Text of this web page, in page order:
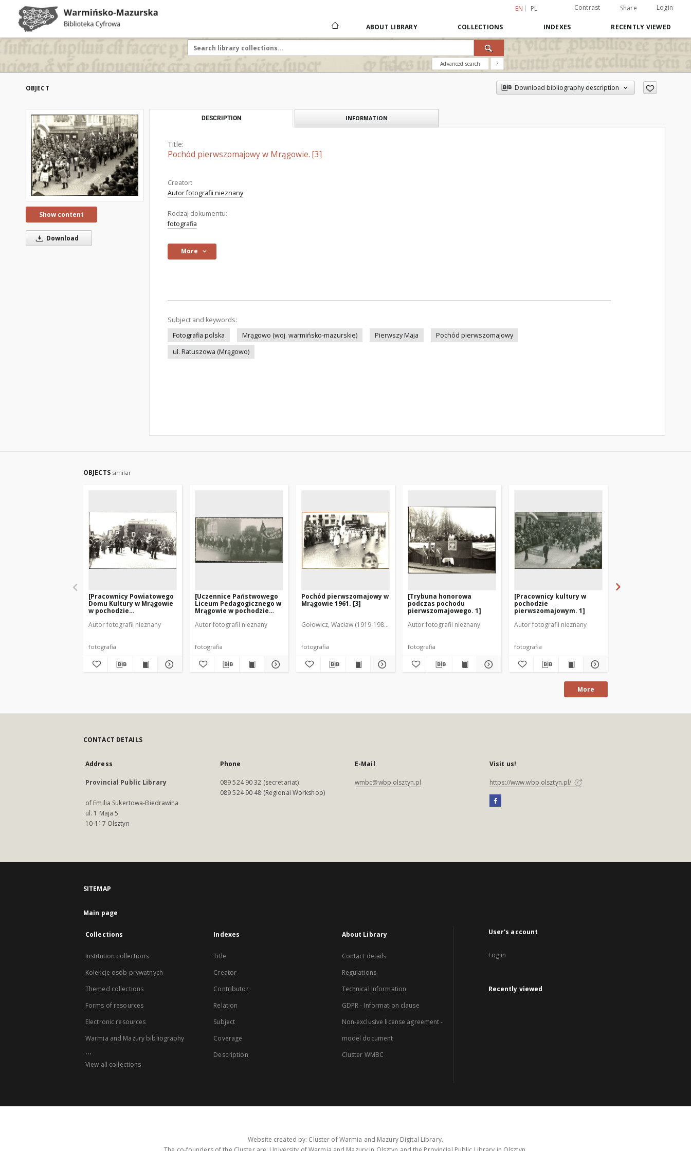
EN PL Contrast Share Login
ABOUT LIBRARY COLLECTIONS INDEXES RECENTLY VIEWED
Advanced search ?
OBJECT Download bibliography description
Show content
Download
DESCRIPTION INFORMATION
Title:
Pochód pierwszomajowy w Mrągowie. [3]
Creator:
Autor fotografii nieznany
Rodzaj dokumentu:
fotografia
More
Subject and keywords:
Fotografia polska
Mrągowo (woj. warmińsko-mazurskie) Pierwszy Maja
Pochód pierwszomajowy
ul. Ratuszowa (Mrągowo)
OBJECTS similar
[Pracownicy Powiatowego
Domu Kultury w Mrągowie
w pochodzie
Autor fotografii nieznany
fotografia
[Uczennice Państwowego
Liceum Pedagogicznego w
Mrągowie w pochodzie
Autor fotografii nieznany
fotografia
Pochód pierwszomajowy w
Mrągowie 1961. [3]
Gołowicz, Wacław (1919-1983). Fot.
fotografia
[Trybuna honorowa
podczas pochodu
pierwszomajowego. 1]
Autor fotografii nieznany
fotografia
[Pracownicy kultury w
pochodzie
pierwszomajowym. 1]
Autor fotografii nieznany
fotografia
More
CONTACT DETAILS
Address
Provincial Public Library
of Emilia Sukertowa-Biedrawina
ul. 1 Maja 5
10-117 Olsztyn
Phone
089 524 90 32 (secretariat)
089 524 90 48 (Regional Workshop)
E-Mail
wmbc@wbp.olsztyn.pl
Visit us!
https://www.wbp.olsztyn.pl/
SITEMAP
Main page
Collections
Institution collections
Kolekcje osób prywatnych
Themed collections
Forms of resources
Electronic resources
Warmia and Mazury bibliography
...
View all collections
Indexes
Title
Creator
Contributor
Relation
Subject
Coverage
Description
About Library
Contact details
Regulations
Technical Information
GDPR - Information clause
Non-exclusive license agreement -
model document
Cluster WMBC
User's account
Log in
Recently viewed
Website created by: Cluster of Warmia and Mazury Digital Library.